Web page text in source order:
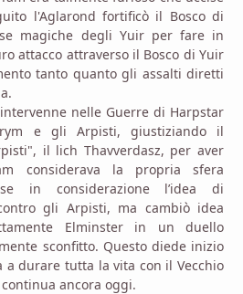
l'Aglarond fortificò il Bosco di
magiche degli Yuir per fare in
attacco attraverso il Bosco di Yuir
tanto quanto gli assalti diretti
intervenne nelle Guerre di Harpstar
e gli Arpisti, giustiziando il
il lich Thavverdasz, per aver
considerava la propria sfera
in considerazione l’idea di
gli Arpisti, ma cambiò idea
Elminster in un duello
sconfitto. Questo diede inizio
a durare tutta la vita con il Vecchio
ancora oggi.